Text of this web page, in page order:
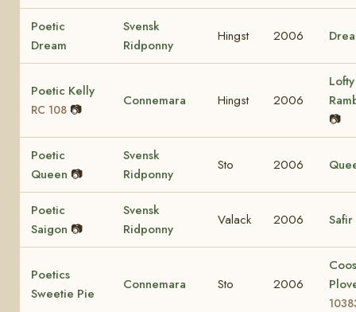
Poetic
Dream
Svensk
Ridponny
Hingst 2006
Poetic Kelly
RC 108 📷
Connemara Hingst 2006
📷
Poetic
Queen 📷
Svensk
Ridponny
Sto 2006
Poetic
Saigon 📷
Svensk
Ridponny
Valack 2006 Safir
Poetics
Sweetie Pie
Connemara Sto 2006